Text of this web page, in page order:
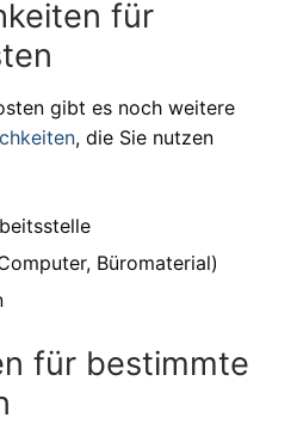
für
gibt es noch weitere
, die Sie nutzen
Büromaterial)
für bestimmte